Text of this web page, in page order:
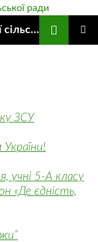
Грозинецький ліцей Топорівської сільської ради
ЗСУ
учні 5-А класу
«Де єдність,